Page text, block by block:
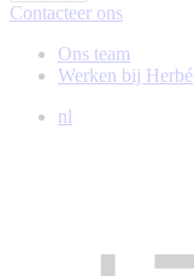
Contacteer ons
Ons team
Werken bij Herbé
nl